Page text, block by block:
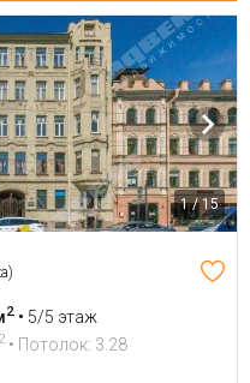
1 / 15
2 • 5/5 этаж
2 • Потолок: 3.28